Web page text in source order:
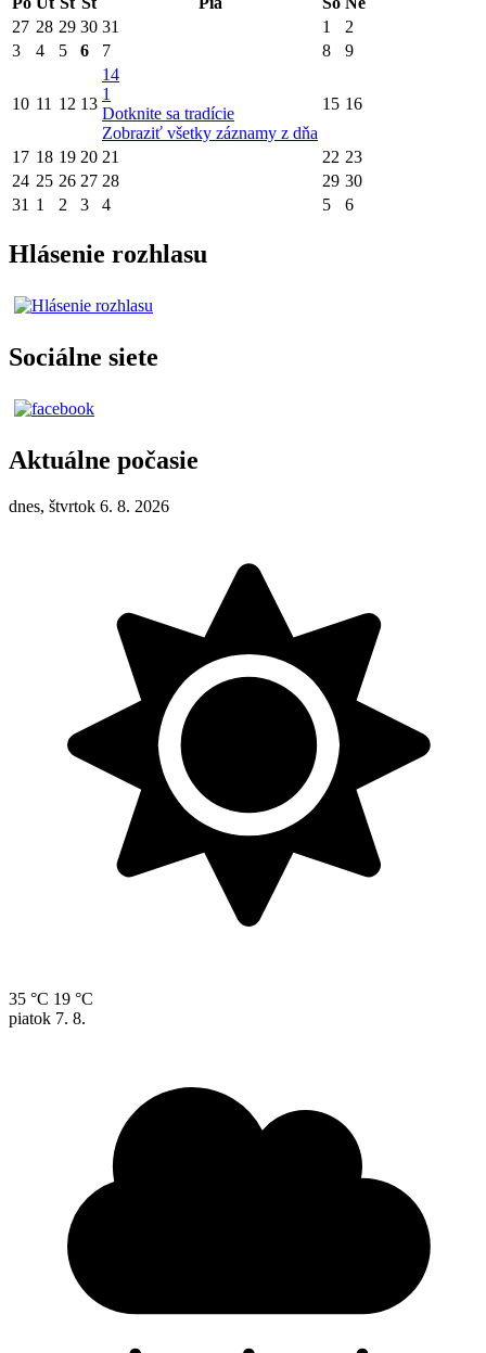
27 28 29 30 31 1
2
3
4 5 6 7 8 9
10 11 12 13
14
1
Dotknite sa tradície
Zobraziť všetky záznamy z dňa
15 16
17 18 19 20 21 22 23
24 25 26 27 28 29 30
31 1 2 3 4 5 6
Hlásenie rozhlasu
Sociálne siete
Aktuálne počasie
dnes, štvrtok 6. 8. 2026
35 °C 19 °C
piatok 7. 8.